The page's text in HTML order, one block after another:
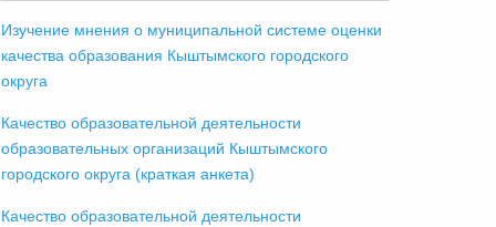
Изучение мнения о муниципальной системе оценки
качества образования Кыштымского городского
округа
Качество образовательной деятельности
образовательных организаций Кыштымского
городского округа (краткая анкета)
Качество образовательной деятельности